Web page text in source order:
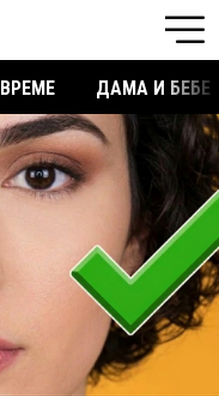
ДАМА И БЕБЕ